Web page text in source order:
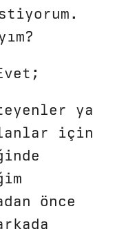
ya
için
önce